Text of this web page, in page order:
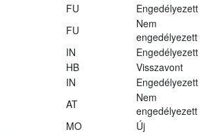
FU
Engedélyezett
FU
Nem
engedélyezett
IN
Engedélyezett
HB
Visszavont
IN
Engedélyezett
AT
Nem
engedélyezett
MO
Új